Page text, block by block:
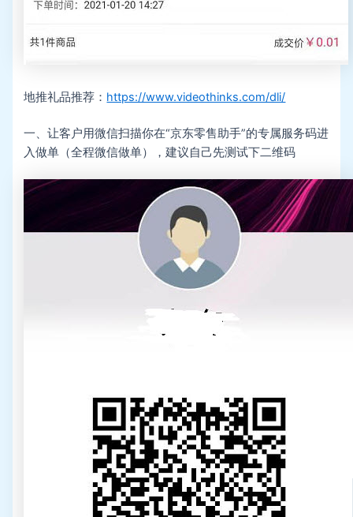
地推礼品推荐： https://www.videothinks.com/dli/
一、让客户用微信扫描你在“京东零售助手”的专属服务码进
入做单（全程微信做单），建议自己先测试下二维码